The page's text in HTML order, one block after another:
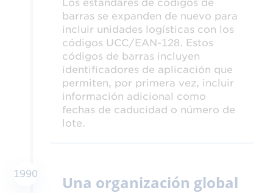
Los estándares de códigos de
barras se expanden de nuevo para
incluir unidades logísticas con los
códigos UCC/EAN-128. Estos
códigos de barras incluyen
identificadores de aplicación que
permiten, por primera vez, incluir
información adicional como
fechas de caducidad o número de
lote.
1990 Una organización global